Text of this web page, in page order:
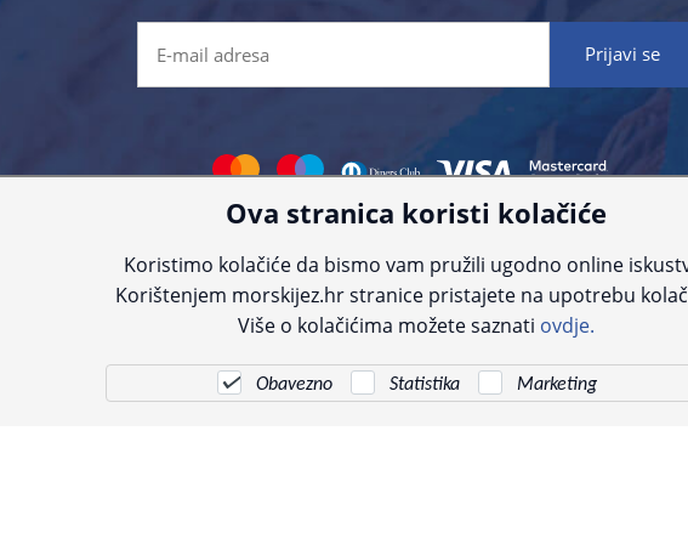
Pogledani proizvodi
proizvoda. Za najažurnije informacije kontaktirajte nas putem telefona:+385 23 231 761ili e-
© Morski jež 2022
Ova stranica koristi kolačiće
Koristimo kolačiće da bismo vam pružili ugodno online
Korištenjem morskijez.hr stranice pristajete na upotrebu
Više o kolačićima možete saznati ovdje.
Obavezno Statistika Marketing